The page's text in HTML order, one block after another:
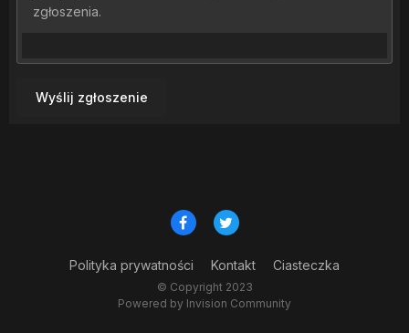
zgłoszenia.
Wyślij zgłoszenie
Polityka prywatności Kontakt Ciasteczka
© Copyright 2023
Powered by Invision Community